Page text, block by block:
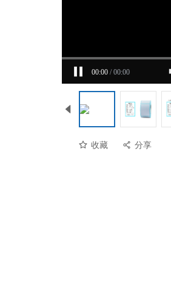
00:00 / 00:00
收藏 分享